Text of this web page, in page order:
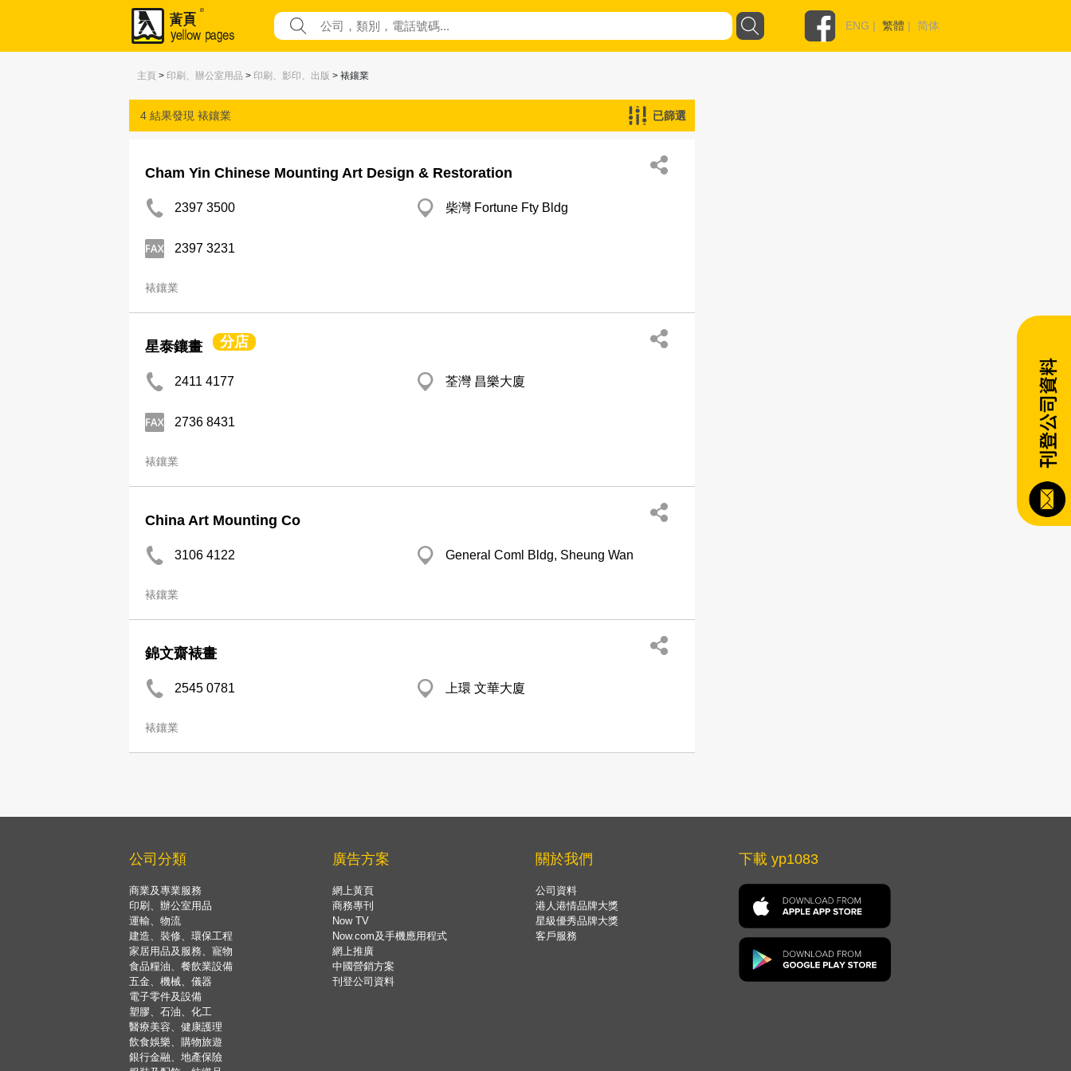
ENG | 繁體 | 简体
主頁 > 印刷、辦公室用品 > 印刷、影印、出版 > 裱鑲業
4 結果發現 裱鑲業 已篩選
Cham Yin Chinese Mounting Art Design & Restoration
2397 3500 柴灣 Fortune Fty Bldg
2397 3231
裱鑲業
星泰鑲畫 分店
2411 4177 荃灣 昌樂大廈
2736 8431
裱鑲業
China Art Mounting Co
3106 4122 General Coml Bldg, Sheung Wan
裱鑲業
錦文齋裱畫
2545 0781 上環 文華大廈
裱鑲業
公司分類
商業及專業服務
印刷、辦公室用品
運輸、物流
建造、裝修、環保工程
家居用品及服務、寵物
食品糧油、餐飲業設備
五金、機械、儀器
電子零件及設備
塑膠、石油、化工
醫療美容、健康護理
飲食娛樂、購物旅遊
銀行金融、地產保險
廣告方案
網上黃頁
商務專刊
Now TV
Now.com及手機應用程式
網上推廣
中國營銷方案
刊登公司資料
關於我們
公司資料
港人港情品牌大獎
星級優秀品牌大獎
客戶服務
下載 yp1083